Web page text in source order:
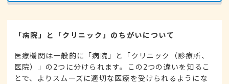
「病院」と「クリニック」のちがいについて
医療機関は一般的に「病院」と「クリニック（診療所、
医院）」の2つに分けられます。この2つの違いを知るこ
とで、よりスムーズに適切な医療を受けられるようにな